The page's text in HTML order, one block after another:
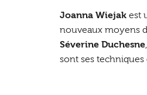
Joanna Wiejak est
nouveaux moyens
Séverine Duchesne
sont ses